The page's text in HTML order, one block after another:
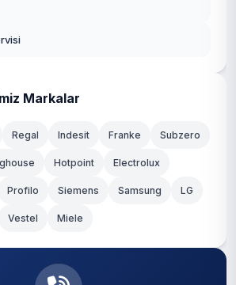
Markalar
Regal Indesit Franke Subzero
Hotpoint Electrolux
Profilo Siemens Samsung LG
Vestel Miele